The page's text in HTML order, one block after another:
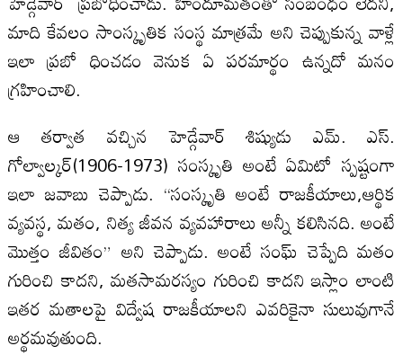
మాది కేవలం సాంస్కృతిక సంస్థ మాత్రమే అని చెప్పుకున్న వాళ్లే
ఇలా ప్రబో ధించడం వెనుక ఏ పరమార్థం ఉన్నదో మనం
గ్రహించాలి.
ఆ తర్వాత వచ్చిన హెడ్గేవార్ శిష్యుడు ఎమ్. ఎస్.
గోల్వాల్కర్(1906-1973) సంస్కృతి అంటే ఏమిటో స్పష్టంగా
ఇలా జవాబు చెప్పాడు. “సంస్కృతి అంటే రాజకీయాలు,ఆర్థిక
వ్యవస్థ, మతం, నిత్య జీవన వ్యవహారాలు అన్నీ కలిసినది. అంటే
మొత్తం జీవితం” అని చెప్పాడు. అంటే సంఘ్ చెప్పేది మతం
గురించి కాదని, మతసామరస్యం గురించి కాదని ఇస్లాం లాంటి
ఇతర మతాలపై విద్వేష రాజకీయాలని ఎవరికైనా సులువుగానే
అర్థమవుతుంది.